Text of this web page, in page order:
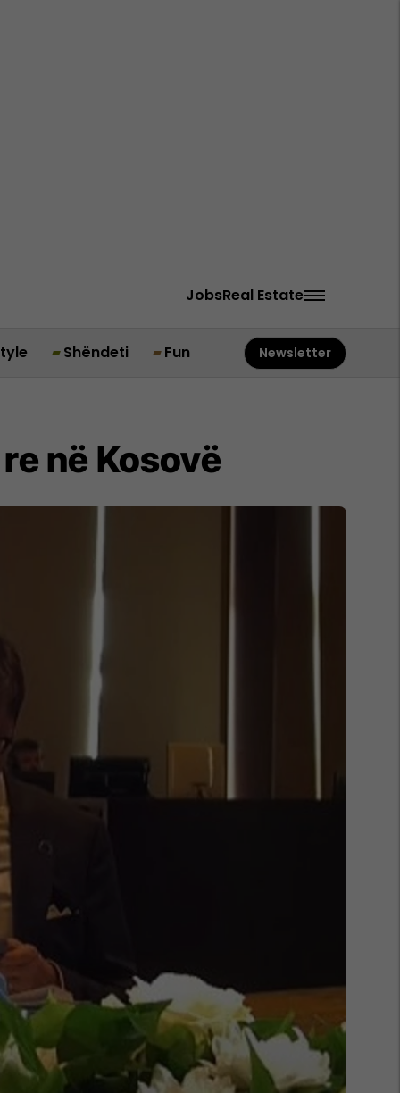
JobsReal Estate
Shëndeti Fun Newsletter
në Kosovë